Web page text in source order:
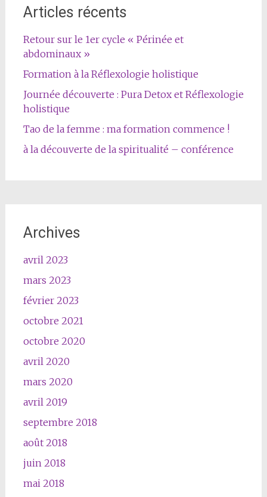
Articles récents
Retour sur le 1er cycle « Périnée et
abdominaux »
Formation à la Réflexologie holistique
Journée découverte : Pura Detox et Réflexologie
holistique
Tao de la femme : ma formation commence !
à la découverte de la spiritualité – conférence
Archives
avril 2023
mars 2023
février 2023
octobre 2021
octobre 2020
avril 2020
mars 2020
avril 2019
septembre 2018
août 2018
juin 2018
mai 2018